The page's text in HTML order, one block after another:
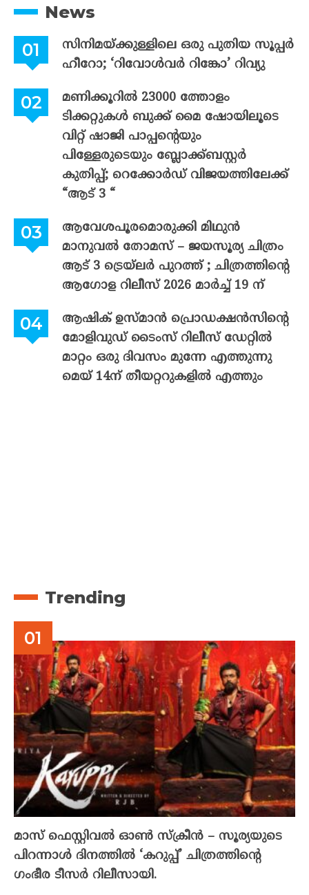
News
സിനിമയ്ക്കുള്ളിലെ ഒരു പുതിയ സൂപ്പർ
ഹീറോ; ‘റിവോൾവർ റിങ്കോ’ റിവ്യു
മണിക്കൂറിൽ 23000 ത്തോളം
ടിക്കറ്റുകൾ ബുക്ക് മൈ ഷോയിലൂടെ
വിറ്റ് ഷാജി പാപ്പന്റെയും
പിള്ളേരുടെയും ബ്ലോക്ക്ബസ്റ്റർ
കുതിപ്പ്; റെക്കോർഡ് വിജയത്തിലേക്ക്
“ആട് 3 “
ആവേശപൂരമൊരുക്കി മിഥുൻ
മാനുവൽ തോമസ് – ജയസൂര്യ ചിത്രം
ആട് 3 ട്രെയ്‌ലർ പുറത്ത് ; ചിത്രത്തിന്റെ
ആഗോള റിലീസ് 2026 മാർച്ച് 19 ന്
ആഷിക് ഉസ്മാൻ പ്രൊഡക്ഷൻസിന്റെ
മോളിവുഡ് ടൈംസ് റിലീസ് ഡേറ്റിൽ
മാറ്റം ഒരു ദിവസം മുന്നേ എത്തുന്നു
മെയ് 14ന് തീയറ്ററുകളിൽ എത്തും
Trending
മാസ് ഫെസ്റ്റിവൽ ഓൺ സ്‌ക്രീൻ – സൂര്യയുടെ
പിറന്നാൾ ദിനത്തിൽ ‘കറുപ്പ്’ ചിത്രത്തിന്റെ
ഗംഭീര ടീസർ റിലീസായി.